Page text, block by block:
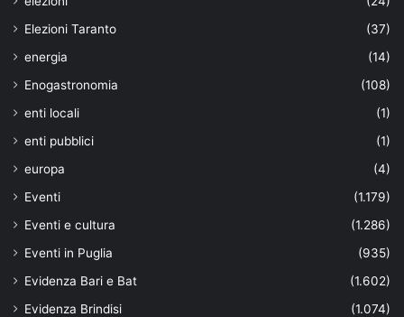
Elezioni Taranto
(37)
energia
(14)
Enogastronomia
(108)
enti locali
(1)
enti pubblici
(1)
europa
(4)
Eventi
(1.179)
Eventi e cultura
(1.286)
Eventi in Puglia
(935)
Evidenza Bari e Bat
(1.602)
Evidenza Brindisi
(1.074)